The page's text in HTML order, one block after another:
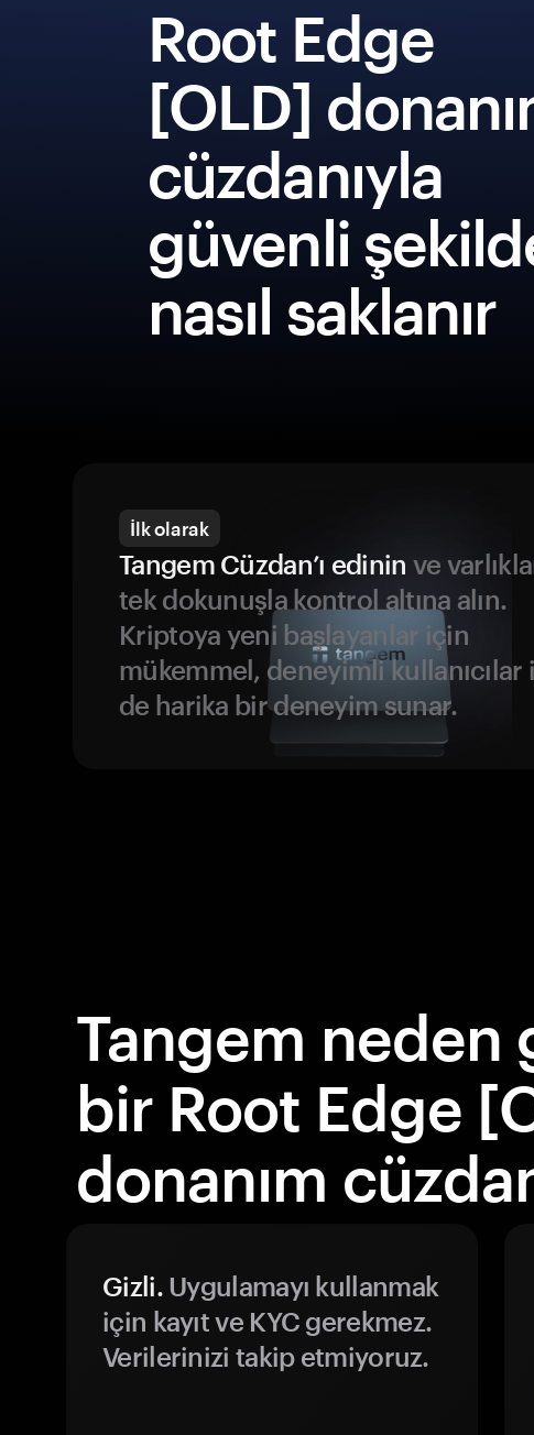
Root Edge
[OLD]
cüzdanıyla
güvenli
nasıl saklanır
İlk olarak
Tangem Cüzdan’ı edinin ve
tek dokunuşla kontrol altına alın.
Kriptoya yeni başlayanlar için
mükemmel, deneyimli kullanıcılar
de harika bir deneyim sunar.
Tangem neden
bir Root Edge
donanım
Gizli.Uygulamayı kullanmak
için kayıt ve KYC gerekmez.
Verilerinizi takip etmiyoruz.